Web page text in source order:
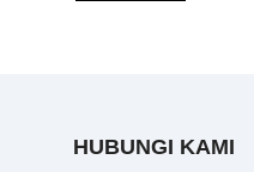
HUBUNGI KAMI